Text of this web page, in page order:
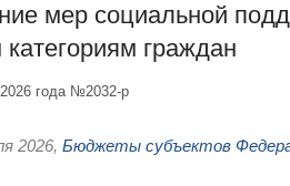
мер социальной
граждан
года №2032-р
2026, Бюджеты субъектов